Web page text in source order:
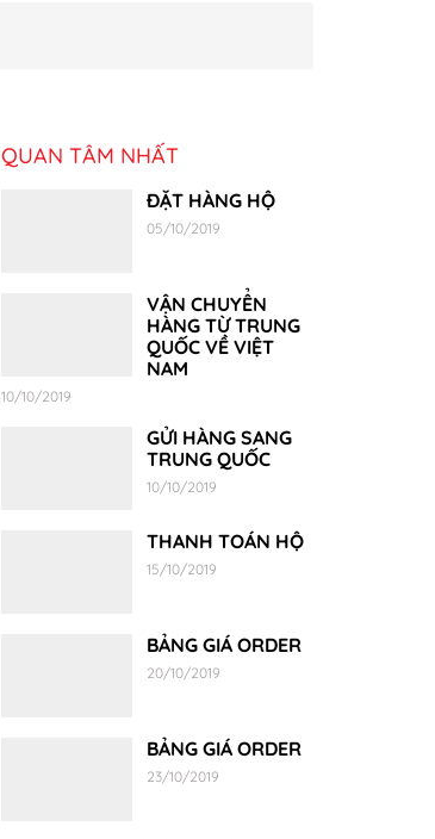
QUAN TÂM NHẤT
ĐẶT HÀNG HỘ
05/10/2019
VẬN CHUYỂN
HÀNG TỪ TRUNG
QUỐC VỀ VIỆT
NAM
10/10/2019
GỬI HÀNG SANG
TRUNG QUỐC
10/10/2019
THANH TOÁN HỘ
15/10/2019
BẢNG GIÁ ORDER
20/10/2019
BẢNG GIÁ ORDER
23/10/2019